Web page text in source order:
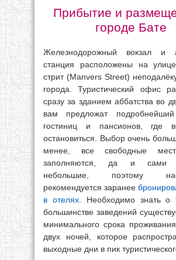
Прибытие и
городе Бате
Железнодорожный вокзал и
станция расположены на
стрит (Manvers Street)
города. Туристический офис
сразу за зданием аббатства во
вам предложат
гостиниц и пансионов, где
остановиться. Выбор очень
менее, все свободные
заполняются, да и сами
небольшие, поэтому
рекомендуется заранее
в отелях. Необходимо знать о
большинстве заведений
минимального срока
двух ночей, которое
выходные дни в пик